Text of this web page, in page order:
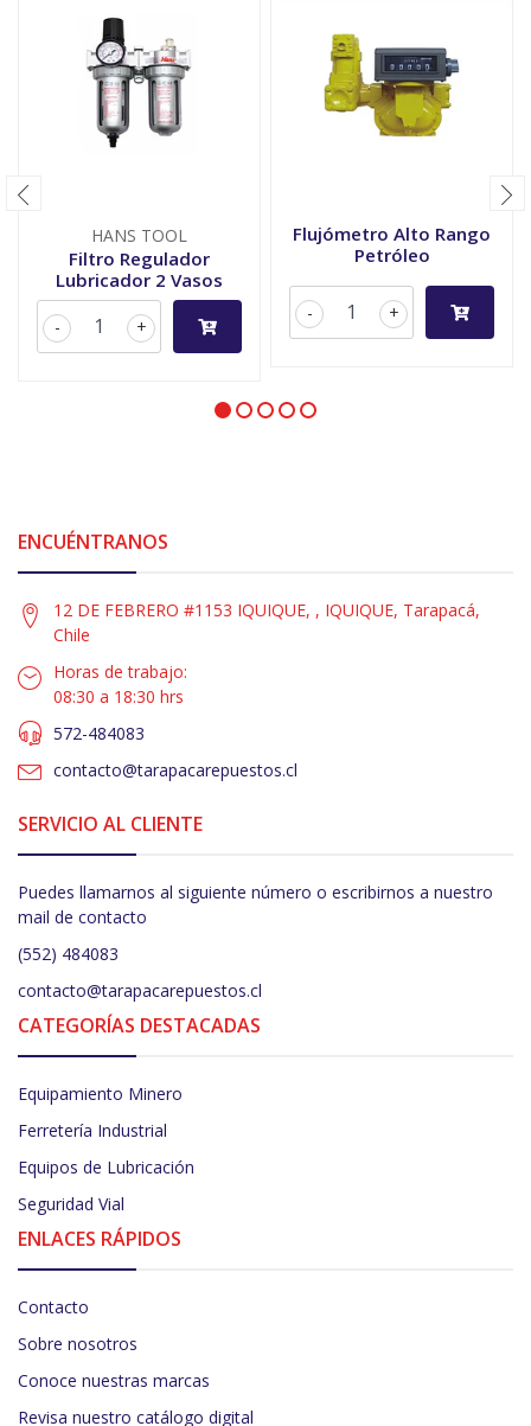
HANS TOOL
Filtro Regulador
Lubricador 2 Vasos
+
-
Flujómetro Alto Rango
Petróleo
+
-
ENCUÉNTRANOS
12 DE FEBRERO #1153 IQUIQUE, , IQUIQUE, Tarapacá,
Chile
Horas de trabajo:
08:30 a 18:30 hrs
572-484083
contacto@tarapacarepuestos.cl
SERVICIO AL CLIENTE
Puedes llamarnos al siguiente número o escribirnos a nuestro
mail de contacto
(552) 484083
contacto@tarapacarepuestos.cl
CATEGORÍAS DESTACADAS
Equipamiento Minero
Ferretería Industrial
Equipos de Lubricación
Seguridad Vial
ENLACES RÁPIDOS
Contacto
Sobre nosotros
Conoce nuestras marcas
Revisa nuestro catálogo digital